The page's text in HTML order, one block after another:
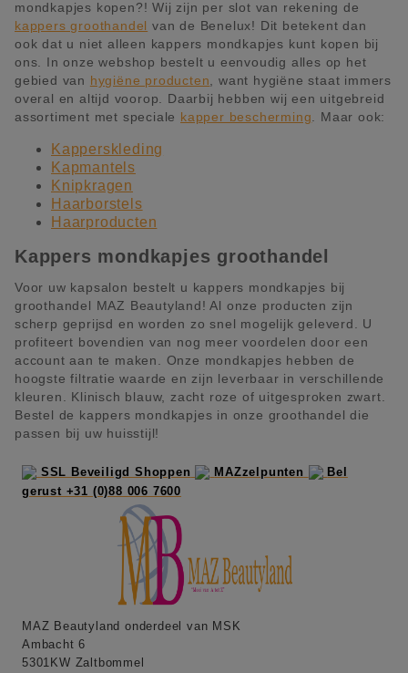
mondkapjes kopen?! Wij zijn per slot van rekening de
kappers groothandel van de Benelux! Dit betekent dan
ook dat u niet alleen kappers mondkapjes kunt kopen bij
ons. In onze webshop bestelt u eenvoudig alles op het
gebied van hygiëne producten , want hygiëne staat immers
overal en altijd voorop. Daarbij hebben wij een uitgebreid
assortiment met speciale kapper bescherming . Maar ook:
Kapperskleding
Kapmantels
Knipkragen
Haarborstels
Haarproducten
Kappers mondkapjes groothandel
Voor uw kapsalon bestelt u kappers mondkapjes bij
groothandel MAZ Beautyland! Al onze producten zijn
scherp geprijsd en worden zo snel mogelijk geleverd. U
profiteert bovendien van nog meer voordelen door een
account aan te maken. Onze mondkapjes hebben de
hoogste filtratie waarde en zijn leverbaar in verschillende
kleuren. Klinisch blauw, zacht roze of uitgesproken zwart.
Bestel de kappers mondkapjes in onze groothandel die
passen bij uw huisstijl!
SSL Beveiligd Shoppen MAZzelpunten
Bel
gerust +31 (0)88 006 7600
MAZ Beautyland onderdeel van MSK
Ambacht 6
5301KW Zaltbommel